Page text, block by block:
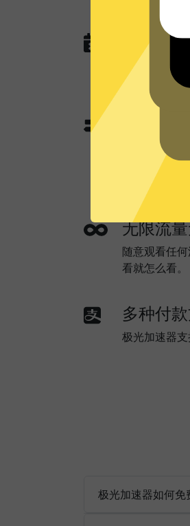
无任何
极光加速器
查询，以及任
极光加速器
使用加速功
本地网络来
无限流
随意观看任
看就怎么看。
多种付
极光加速器
极光加速器如何免